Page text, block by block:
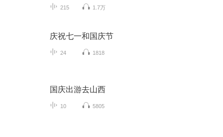
215 1.7万
庆祝七一和国庆节
24 1818
国庆出游去山西
10 5805